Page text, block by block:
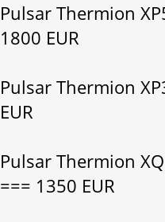
Pulsar Thermion
1800 EUR
Pulsar Thermion
EUR
Pulsar Thermion
=== 1350 EUR